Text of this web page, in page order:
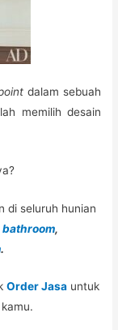
dalam sebuah
memilih desain
di seluruh hunian
bathroom,
.
Order Jasa untuk